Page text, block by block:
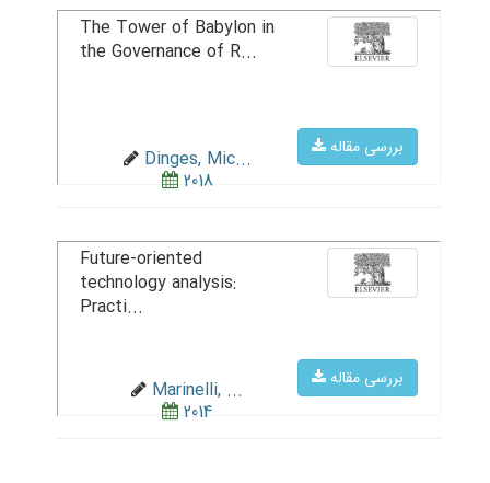
بررسی مقاله
The Tower of Babylon in
the Governance of R...
Dinges, Mic...
2018
بررسی مقاله
Future-oriented
technology analysis:
Practi...
Marinelli, ...
2014